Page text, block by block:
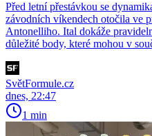
Před letní přestávkou se
závodních víkendech otočila ve
Antonelliho. Ital dokáže
důležité body, které mohou v
SvětFormule.cz
dnes, 22:47
1 min